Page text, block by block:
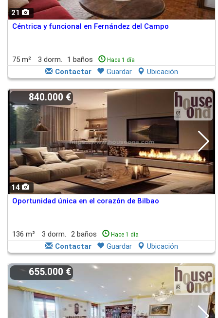
21
Céntrica y funcional en Fernández del Campo
75 m² 3 dorm. 1 baños Hace 1 día
Contactar Guardar Ubicación
14
840.000 €
Oportunidad única en el corazón de Bilbao
136 m² 3 dorm. 2 baños Hace 1 día
Contactar Guardar Ubicación
655.000 €